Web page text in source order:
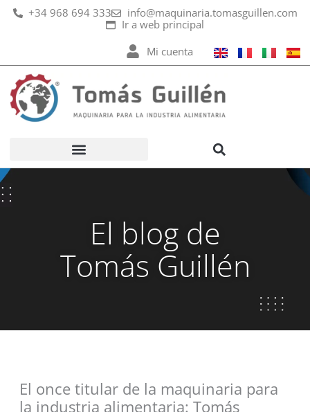
+34 968 694 333
info@maquinaria.tomasguillen.com
Ir a web principal
Mi cuenta
El blog de
Tomás Guillén
El once titular de la maquinaria para
la industria alimentaria: Tomás